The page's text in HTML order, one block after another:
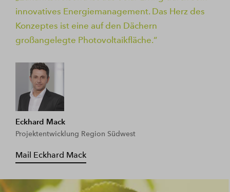
innovatives Energiemanagement. Das Herz des
Konzeptes ist eine auf den Dächern
großangelegte Photovoltaikfläche.
Eckhard Mack
Projektentwicklung Region Südwest
Mail Eckhard Mack